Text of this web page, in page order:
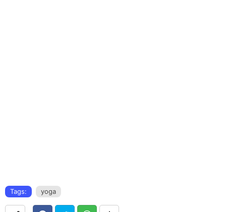
Tags: yoga